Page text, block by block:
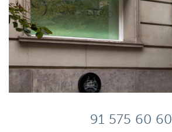
91 575 60 60